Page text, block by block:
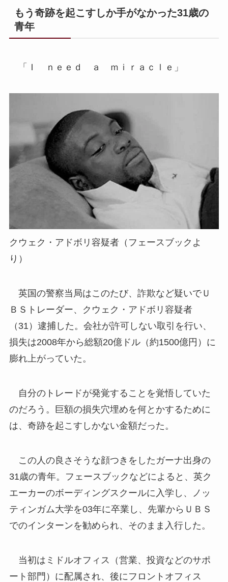
もう奇跡を起こすしか手がなかった31歳の
青年
「Ｉ ｎｅｅｄ ａ ｍｉｒａｃｌｅ」
クウェク・アドボリ容疑者（フェースブックよ
り）
英国の警察当局はこのたび、詐欺など疑いでＵ
ＢＳトレーダー、クウェク・アドボリ容疑者
（31）逮捕した。会社が許可しない取引を行い、
損失は2008年から総額20億ドル（約1500億円）に
膨れ上がっていた。
自分のトレードが発覚することを覚悟していた
のだろう。巨額の損失穴埋めを何とかするために
は、奇跡を起こすしかない金額だった。
この人の良さそうな顔つきをしたガーナ出身の
31歳の青年。フェースブックなどによると、英ク
エーカーのボーディングスクールに入学し、ノッ
ティンガム大学を03年に卒業し、先輩からＵＢＳ
でのインターンを勧められ、そのまま入行した。
当初はミドルオフィス（営業、投資などのサポ
ート部門）に配属され、後にフロントオフィス